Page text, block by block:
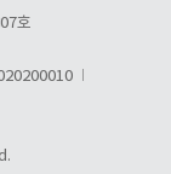
호